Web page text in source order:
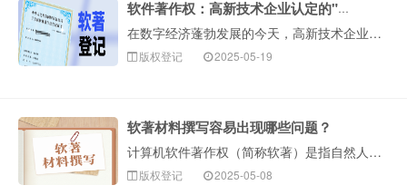
软件著作权：高新技术企业认定的"加速器"
在数字经济蓬勃发展的今天，高新技术企业（以下简称"高企"）认定已成为科技型企业提升品牌价值、享受政策红利的重要途径。而计算机软件著作权（简称"软著"）···
版权登记 2025-05-19
软著材料撰写容易出现哪些问题？
计算机软件著作权（简称软著）是指自然人、法人或者其他组织对计算机软件作品享有的财产权利和精神权利的总称。为促进我国软件产业发展，增强我国信息产业的创新···
版权登记 2025-05-08